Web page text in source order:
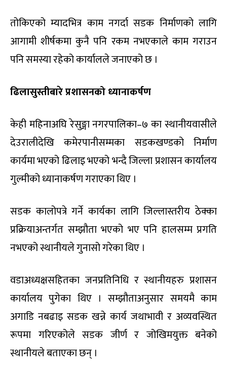
तोकिएको म्यादभित्र काम नगर्दा सडक निर्माणको लागि
आगामी शीर्षकमा कुनै पनि रकम नभएकाले काम गराउन
पनि समस्या रहेको कार्यालले जनाएको छ ।
ढिलासुस्तीबारे प्रशासनको ध्यानाकर्षण
केही महिनाअघि रेसुङ्गा नगरपालिका–७ का स्थानीयवासीले
देउरालीदेखि कमेरपानीसम्मका सडकखण्डको निर्माण
कार्यमा भएको ढिलाइ भएको भन्दै जिल्ला प्रशासन कार्यालय
गुल्मीको ध्यानाकर्षण गराएका थिए ।
सडक कालोपत्रे गर्ने कार्यका लागि जिल्लास्तरीय ठेक्का
प्रक्रियाअन्तर्गत सम्झौता भएको भए पनि हालसम्म प्रगति
नभएको स्थानीयले गुनासो गरेका थिए ।
वडाअध्यक्षसहितका जनप्रतिनिधि र स्थानीयहरु प्रशासन
कार्यालय पुगेका थिए । सम्झौताअनुसार समयमै काम
अगाडि नबढाइ सडक खन्ने कार्य जथाभावी र अव्यवस्थित
रूपमा गरिएकोले सडक जीर्ण र जोखिमयुक्त बनेको
स्थानीयले बताएका छन् ।